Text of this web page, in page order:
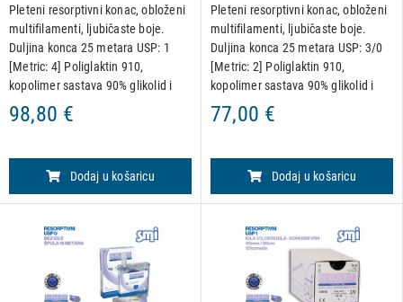
Pleteni resorptivni konac, obloženi
multifilamenti, ljubičaste boje.
Duljina konca 25 metara USP: 1
[Metric: 4] Poliglaktin 910,
kopolimer sastava 90% glikolid i
10% L-laktid. • Hidrolitičko
djelovanje kojim se materijal
98,80 €
Dodaj u košaricu
Pleteni resorptivni konac, obloženi
multifilamenti, ljubičaste boje.
Duljina konca 25 metara USP: 3/0
[Metric: 2] Poliglaktin 910,
kopolimer sastava 90% glikolid i
10% L-laktid. • Hidrolitičko
djelovanje kojim se materijal
77,00 €
Dodaj u košaricu